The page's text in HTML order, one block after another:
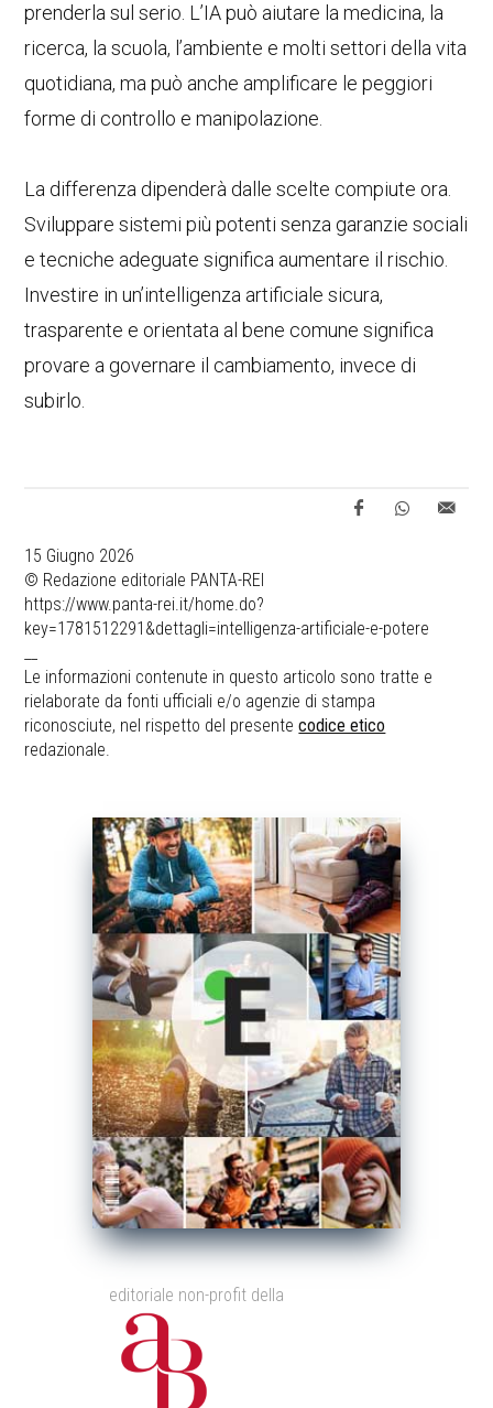
prenderla sul serio. L’IA può aiutare la medicina, la
ricerca, la scuola, l’ambiente e molti settori della vita
quotidiana, ma può anche amplificare le peggiori
forme di controllo e manipolazione.
La differenza dipenderà dalle scelte compiute ora.
Sviluppare sistemi più potenti senza garanzie sociali
e tecniche adeguate significa aumentare il rischio.
Investire in un’intelligenza artificiale sicura,
trasparente e orientata al bene comune significa
provare a governare il cambiamento, invece di
subirlo.
15 Giugno 2026
© Redazione editoriale PANTA-REI
https://www.panta-rei.it/home.do?
key=1781512291&dettagli=intelligenza-artificiale-e-potere
Le informazioni contenute in questo articolo sono tratte e
rielaborate da fonti ufficiali e/o agenzie di stampa
riconosciute, nel rispetto del presentecodice etico
redazionale.
editoriale non-profit della